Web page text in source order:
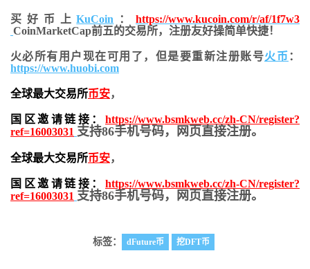
买好币上KuCoin ：https://www.kucoin.com/r/af/1f7w3
CoinMarketCap前五的交易所，注册友好操简单快捷！
火必所有用户现在可用了，但是要重新注册账号火币 ：
https://www.huobi.com
全球最大交易所币安，
国区邀请链接： https://www.bsmkweb.cc/zh-CN/register?
ref=16003031 支持86手机号码，网页直接注册。
全球最大交易所币安，
国区邀请链接： https://www.bsmkweb.cc/zh-CN/register?
ref=16003031 支持86手机号码，网页直接注册。
标签： dFuture币 挖DFT币